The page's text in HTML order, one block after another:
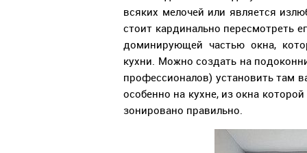
всяких мелочей или является
стоит кардинально пересмотреть
доминирующей частью окна,
кухни. Можно создать на
профессионалов) установить там
особенно на кухне, из окна
зонировано правильно.